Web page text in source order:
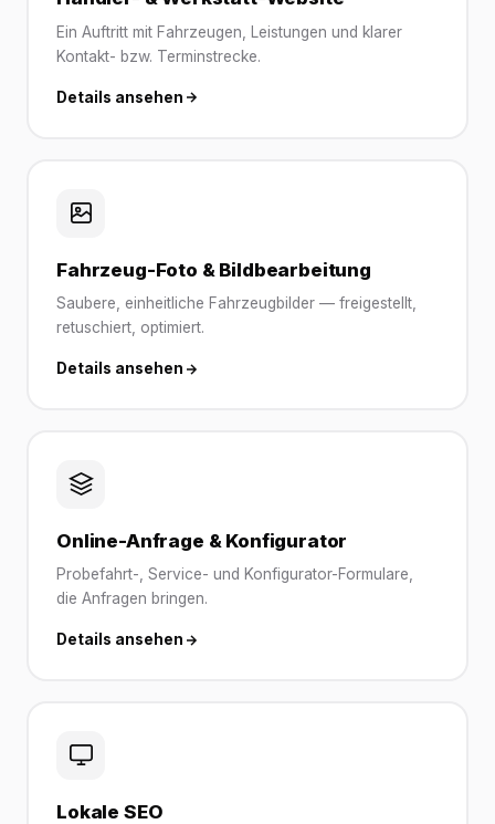
Ein Auftritt mit Fahrzeugen, Leistungen und klarer
Kontakt- bzw. Terminstrecke.
Details ansehen
Fahrzeug-Foto & Bildbearbeitung
Saubere, einheitliche Fahrzeugbilder — freigestellt,
retuschiert, optimiert.
Details ansehen
Online-Anfrage & Konfigurator
Probefahrt-, Service- und Konfigurator-Formulare,
die Anfragen bringen.
Details ansehen
Lokale SEO